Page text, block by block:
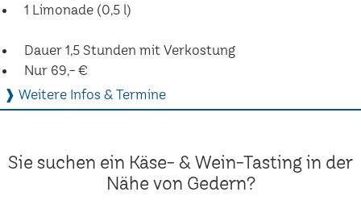
1 Limonade (0,5 l)
Dauer 1,5 Stunden mit Verkostung
Nur 69,- €
❱ Weitere Infos & Termine
Sie suchen ein Käse- & Wein-Tasting in der
Nähe von Gedern?